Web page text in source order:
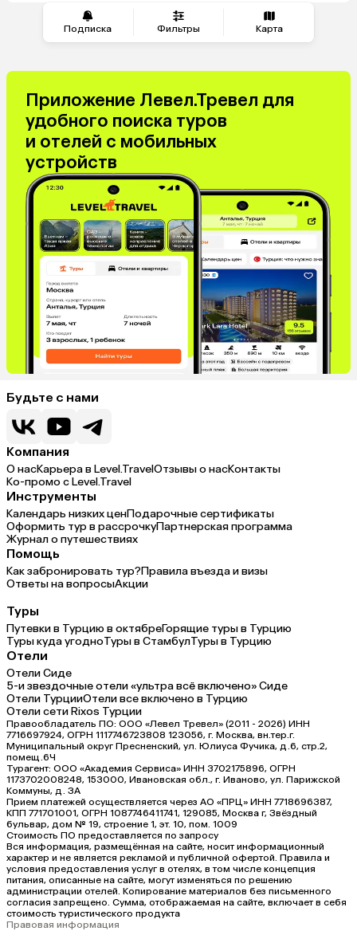
Подписка Фильтры Карта
Приложение Левел.Тревел для
удобного поиска туров
и отелей с мобильных
устройств
Будьте с нами
Компания
О насКарьера в Level.TravelОтзывы о насКонтакты
Ко-промо с Level.Travel
Инструменты
Календарь низких ценПодарочные сертификаты
Оформить тур в рассрочкуПартнерская программа
Журнал о путешествиях
Помощь
Как забронировать тур?Правила въезда и визы
Ответы на вопросыАкции
Туры
Путевки в Турцию в октябреГорящие туры в Турцию
Туры куда угодноТуры в СтамбулТуры в Турцию
Отели
Отели Сиде
5-и звездочные отели «ультра всё включено» Сиде
Отели ТурцииОтели все включено в Турцию
Отели сети Rixos Турции
Правообладатель ПО: ООО «Левел Тревел» (2011 - 2026) ИНН
7716697924, ОГРН 1117746723808 123056, г. Москва, вн.тер.г.
Муниципальный округ Пресненский, ул. Юлиуса Фучика, д.6, стр.2,
помещ.6Ч
Турагент: ООО «Академия Сервиса» ИНН 3702175896, ОГРН
1173702008248, 153000, Ивановская обл., г. Иваново, ул. Парижской
Коммуны, д. ЗА
Прием платежей осуществляется через АО «ПРЦ» ИНН 7718696387,
КПП 771701001, ОГРН 1087746411741, 129085, Москва г, Звёздный
бульвар, дом № 19, строение 1, эт. 10, пом. 1009
Стоимость ПО предоставляется по запросу
Вся информация, размещённая на сайте, носит информационный
характер и не является рекламой и публичной офертой. Правила и
условия предоставления услуг в отелях, в том числе концепция
питания, описанные на сайте, могут изменяться по решению
администрации отелей. Копирование материалов без письменного
согласия запрещено. Сумма, отображаемая на сайте, включает в себя
стоимость туристического продукта
Правовая информация